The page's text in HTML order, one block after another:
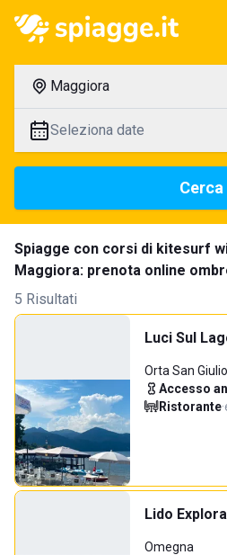
Maggiora
Seleziona date
Cerca
Spiagge con corsi di kitesurf
Maggiora: prenota online
5 Risultati
Luci Sul
Orta San Giulio
Accesso
Ristorante·
Lido
Omegna